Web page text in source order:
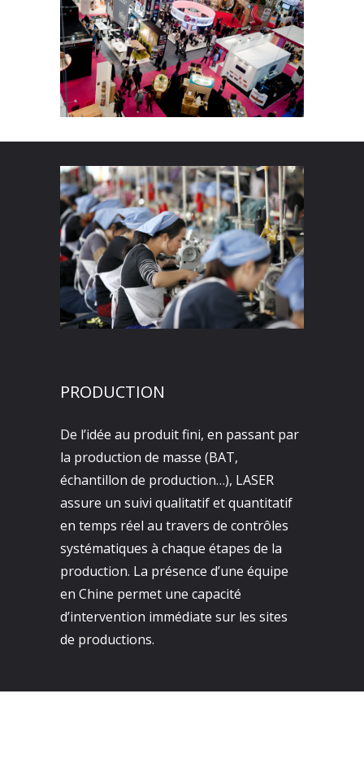
PRODUCTION
De l’idée au produit fini, en passant par
la production de masse (BAT,
échantillon de production…), LASER
assure un suivi qualitatif et quantitatif
en temps réel au travers de contrôles
systématiques à chaque étapes de la
production. La présence d’une équipe
en Chine permet une capacité
d’intervention immédiate sur les sites
de productions.